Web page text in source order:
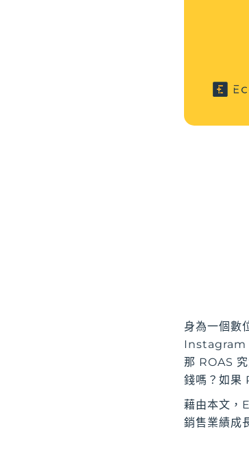
身為一個數
Instagram
那 ROAS
錢嗎？如果
藉由本文，
銷售業績成